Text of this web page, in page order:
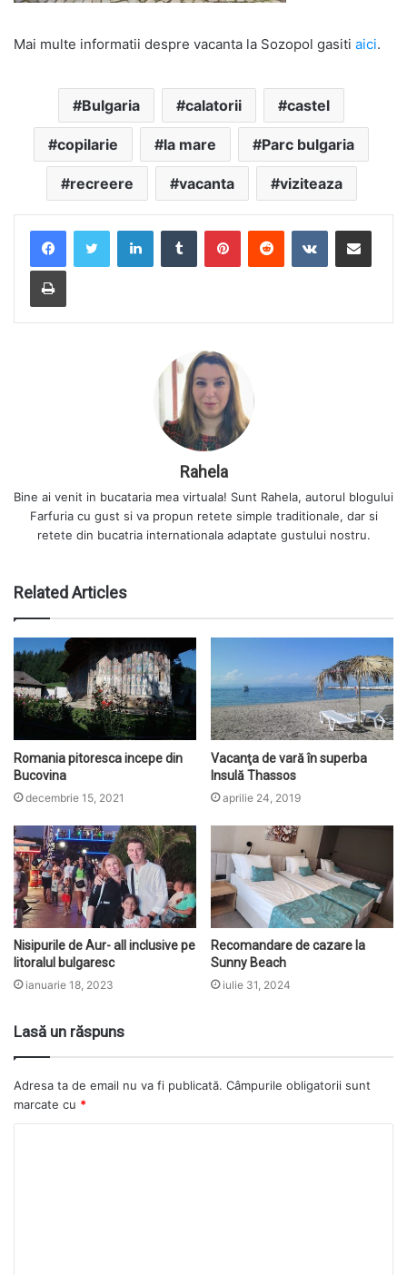
Mai multe informatii despre vacanta la Sozopol gasiti aici.
Bulgaria calatorii castel
copilarie la mare Parc bulgaria
recreere vacanta viziteaza
Rahela
Bine ai venit in bucataria mea virtuala! Sunt Rahela, autorul blogului
Farfuria cu gust si va propun retete simple traditionale, dar si
retete din bucatria internationala adaptate gustului nostru.
Related Articles
Romania pitoresca incepe din
Bucovina
decembrie 15, 2021
Vacanţa de vară în superba
Insulă Thassos
aprilie 24, 2019
Nisipurile de Aur- all inclusive pe
litoralul bulgaresc
ianuarie 18, 2023
Recomandare de cazare la
Sunny Beach
iulie 31, 2024
Lasă un răspuns
Adresa ta de email nu va fi publicată. Câmpurile obligatorii sunt
marcate cu *